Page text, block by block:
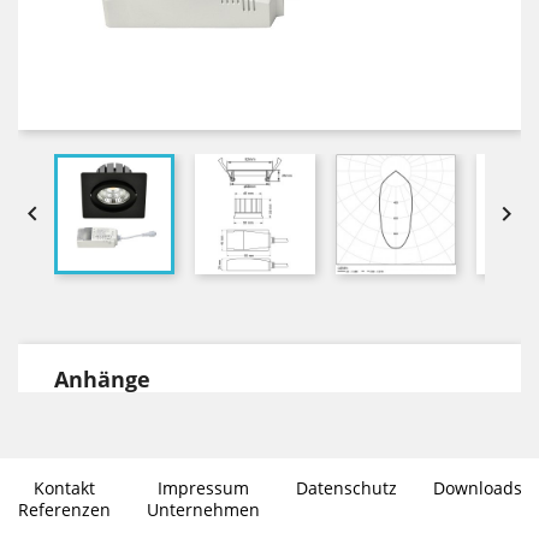
 
Anhänge
Photometrische Daten im .ies
Dateiformat
Kontakt Impressum Datenschutz
Downloads
Referenzen
Unternehmen